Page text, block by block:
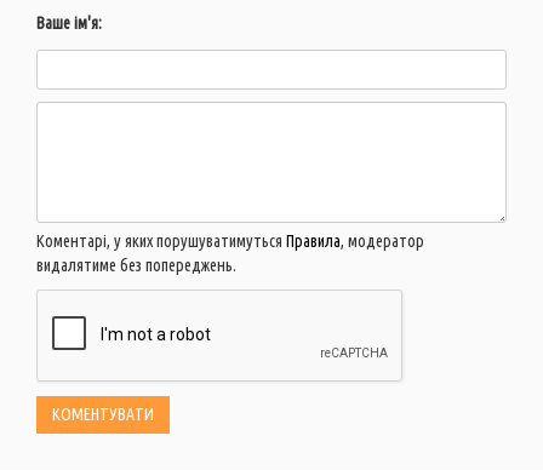
Ваше ім'я:
Коментарі, у яких порушуватимуться Правила, модератор
видалятиме без попереджень.